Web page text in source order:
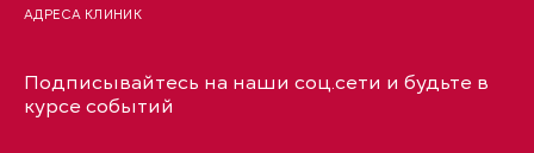
АДРЕСА КЛИНИК
Подписывайтесь на наши соц.сети и будьте в
курсе событий